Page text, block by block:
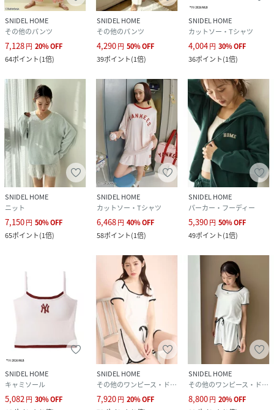
SNIDEL HOME
その他のパンツ
7,128円 20%OFF
64ポイント(1倍)
SNIDEL HOME
その他のパンツ
4,290円 50%OFF
39ポイント(1倍)
SNIDEL HOME
カットソー・Tシャツ
4,004円 30%OFF
36ポイント(1倍)
SNIDEL HOME
ニット
7,150円 50%OFF
65ポイント(1倍)
SNIDEL HOME
カットソー・Tシャツ
6,468円 40%OFF
58ポイント(1倍)
SNIDEL HOME
パーカー・フーディー
5,390円 50%OFF
49ポイント(1倍)
SNIDEL HOME
キャミソール
5,082 円 30%OFF
SNIDEL HOME
その他のワンピース・ドレス
7,920円 20%OFF
SNIDEL HOME
その他のワンピース・ドレス
8,800円 20%OFF